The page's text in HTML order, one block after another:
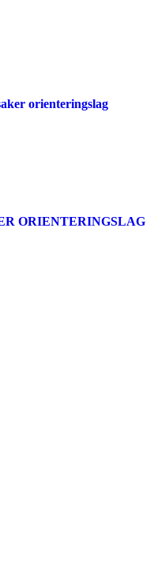
orienteringslag
ORIENTERINGSLAG